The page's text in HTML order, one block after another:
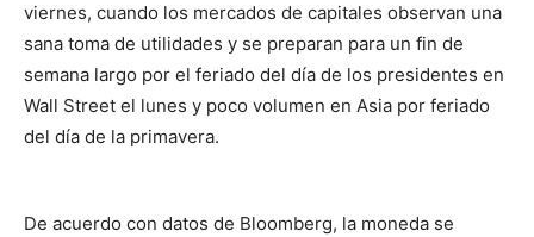
viernes, cuando los mercados de capitales observan una
sana toma de utilidades y se preparan para un fin de
semana largo por el feriado del día de los presidentes en
Wall Street el lunes y poco volumen en Asia por feriado
del día de la primavera.
De acuerdo con datos de Bloomberg, la moneda se